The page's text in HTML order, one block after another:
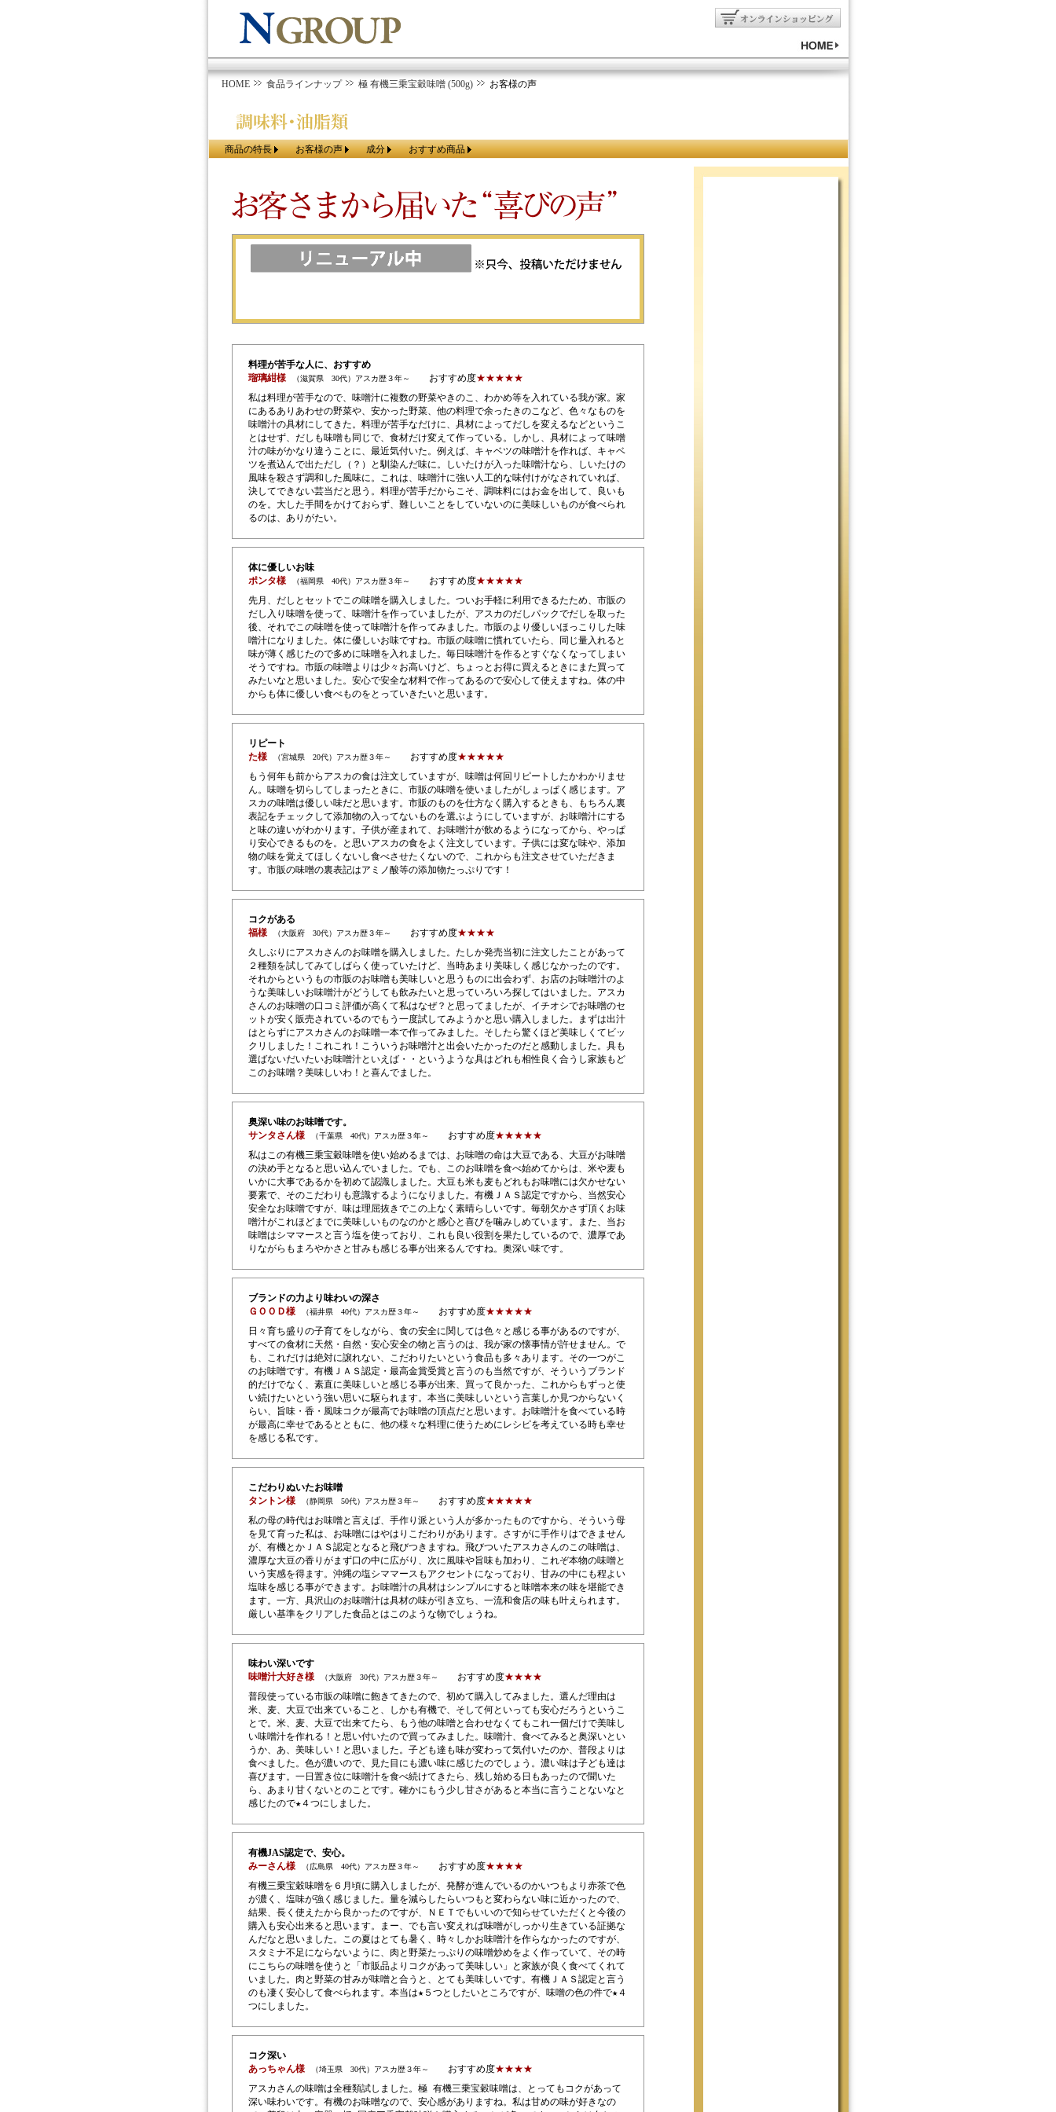
HOME 食品ラインナップ 極 有機三乗宝穀味噌 (500g) お客様の声
商品の特長 お客様の声 成分 おすすめ商品
料理が苦手な人に、おすすめ
瑠璃紺様
（滋賀県 30代）アスカ歴３年～ おすすめ度★★★★★
私は料理が苦手なので、味噌汁に複数の野菜やきのこ、わかめ等を入れている我が家。家
にあるありあわせの野菜や、安かった野菜、他の料理で余ったきのこなど、色々なものを
味噌汁の具材にしてきた。料理が苦手なだけに、具材によってだしを変えるなどというこ
とはせず、だしも味噌も同じで、食材だけ変えて作っている。しかし、具材によって味噌
汁の味がかなり違うことに、最近気付いた。例えば、キャベツの味噌汁を作れば、キャベ
ツを煮込んで出ただし（？）と馴染んだ味に。しいたけが入った味噌汁なら、しいたけの
風味を殺さず調和した風味に。これは、味噌汁に強い人工的な味付けがなされていれば、
決してできない芸当だと思う。料理が苦手だからこそ、調味料にはお金を出して、良いも
のを。大した手間をかけておらず、難しいことをしていないのに美味しいものが食べられ
るのは、ありがたい。
体に優しいお味
ポンタ様
（福岡県 40代）アスカ歴３年～ おすすめ度★★★★★
先月、だしとセットでこの味噌を購入しました。ついお手軽に利用できるたため、市販の
だし入り味噌を使って、味噌汁を作っていましたが、アスカのだしパックでだしを取った
後、それでこの味噌を使って味噌汁を作ってみました。市販のより優しいほっこりした味
噌汁になりました。体に優しいお味ですね。市販の味噌に慣れていたら、同じ量入れると
味が薄く感じたので多めに味噌を入れました。毎日味噌汁を作るとすぐなくなってしまい
そうですね。市販の味噌よりは少々お高いけど、ちょっとお得に買えるときにまた買って
みたいなと思いました。安心で安全な材料で作ってあるので安心して使えますね。体の中
からも体に優しい食べものをとっていきたいと思います。
リピート
た様
（宮城県 20代）アスカ歴３年～ おすすめ度★★★★★
もう何年も前からアスカの食は注文していますが、味噌は何回リピートしたかわかりませ
ん。味噌を切らしてしまったときに、市販の味噌を使いましたがしょっぱく感じます。ア
スカの味噌は優しい味だと思います。市販のものを仕方なく購入するときも、もちろん裏
表記をチェックして添加物の入ってないものを選ぶようにしていますが、お味噌汁にする
と味の違いがわかります。子供が産まれて、お味噌汁が飲めるようになってから、やっぱ
り安心できるものを。と思いアスカの食をよく注文しています。子供には変な味や、添加
物の味を覚えてほしくないし食べさせたくないので、これからも注文させていただきま
す。市販の味噌の裏表記はアミノ酸等の添加物たっぷりです！
コクがある
福様
（大阪府 30代）アスカ歴３年～ おすすめ度★★★★
久しぶりにアスカさんのお味噌を購入しました。たしか発売当初に注文したことがあって
２種類を試してみてしばらく使っていたけど、当時あまり美味しく感じなかったのです。
それからというもの市販のお味噌も美味しいと思うものに出会わず、お店のお味噌汁のよ
うな美味しいお味噌汁がどうしても飲みたいと思っていろいろ探してはいました。アスカ
さんのお味噌の口コミ評価が高くて私はなぜ？と思ってましたが、イチオシでお味噌のセ
ットが安く販売されているのでもう一度試してみようかと思い購入しました。まずは出汁
はとらずにアスカさんのお味噌一本で作ってみました。そしたら驚くほど美味しくてビッ
クリしました！これこれ！こういうお味噌汁と出会いたかったのだと感動しました。具も
選ばないだいたいお味噌汁といえば・・というような具はどれも相性良く合うし家族もど
このお味噌？美味しいわ！と喜んでました。
奥深い味のお味噌です。
サンタさん様
（千葉県 40代）アスカ歴３年～ おすすめ度★★★★★
私はこの有機三乗宝穀味噌を使い始めるまでは、お味噌の命は大豆である、大豆がお味噌
の決め手となると思い込んでいました。でも、このお味噌を食べ始めてからは、米や麦も
いかに大事であるかを初めて認識しました。大豆も米も麦もどれもお味噌には欠かせない
要素で、そのこだわりも意識するようになりました。有機ＪＡＳ認定ですから、当然安心
安全なお味噌ですが、味は理屈抜きでこの上なく素晴らしいです。毎朝欠かさず頂くお味
噌汁がこれほどまでに美味しいものなのかと感心と喜びを噛みしめています。また、当お
味噌はシママースと言う塩を使っており、これも良い役割を果たしているので、濃厚であ
りながらもまろやかさと甘みも感じる事が出来るんですね。奥深い味です。
ブランドの力より味わいの深さ
ＧＯＯＤ様
（福井県 40代）アスカ歴３年～ おすすめ度★★★★★
日々育ち盛りの子育てをしながら、食の安全に関しては色々と感じる事があるのですが、
すべての食材に天然・自然・安心安全の物と言うのは、我が家の懐事情が許せません。で
も、これだけは絶対に譲れない、こだわりたいという食品も多々あります。その一つがこ
のお味噌です。有機ＪＡＳ認定・最高金賞受賞と言うのも当然ですが、そういうブランド
的だけでなく、素直に美味しいと感じる事が出来、買って良かった、これからもずっと使
い続けたいという強い思いに駆られます。本当に美味しいという言葉しか見つからないく
らい、旨味・香・風味コクが最高でお味噌の頂点だと思います。お味噌汁を食べている時
が最高に幸せであるとともに、他の様々な料理に使うためにレシピを考えている時も幸せ
を感じる私です。
こだわりぬいたお味噌
タントン様
（静岡県 50代）アスカ歴３年～ おすすめ度★★★★★
私の母の時代はお味噌と言えば、手作り派という人が多かったものですから、そういう母
を見て育った私は、お味噌にはやはりこだわりがあります。さすがに手作りはできません
が、有機とかＪＡＳ認定となると飛びつきますね。飛びついたアスカさんのこの味噌は、
濃厚な大豆の香りがまず口の中に広がり、次に風味や旨味も加わり、これぞ本物の味噌と
いう実感を得ます。沖縄の塩シママースもアクセントになっており、甘みの中にも程よい
塩味を感じる事ができます。お味噌汁の具材はシンプルにすると味噌本来の味を堪能でき
ます。一方、具沢山のお味噌汁は具材の味が引き立ち、一流和食店の味も叶えられます。
厳しい基準をクリアした食品とはこのような物でしょうね。
味わい深いです
味噌汁大好き様
（大阪府 30代）アスカ歴３年～ おすすめ度★★★★
普段使っている市販の味噌に飽きてきたので、初めて購入してみました。選んだ理由は
米、麦、大豆で出来ていること、しかも有機で、そして何といっても安心だろうというこ
とで。米、麦、大豆で出来てたら、もう他の味噌と合わせなくてもこれ一個だけで美味し
い味噌汁を作れる！と思い付いたので買ってみました。味噌汁、食べてみると奥深いとい
うか、あ、美味しい！と思いました。子ども達も味が変わって気付いたのか、普段よりは
食べました。色が濃いので、見た目にも濃い味に感じたのでしょう。濃い味は子ども達は
喜びます。一日置き位に味噌汁を食べ続けてきたら、残し始める日もあったので聞いた
ら、あまり甘くないとのことです。確かにもう少し甘さがあると本当に言うことないなと
感じたので★４つにしました。
有機JAS認定で、安心。
みーさん様
（広島県 40代）アスカ歴３年～ おすすめ度★★★★
有機三乗宝穀味噌を６月頃に購入しましたが、発酵が進んでいるのかいつもより赤茶で色
が濃く、塩味が強く感じました。量を減らしたらいつもと変わらない味に近かったので、
結果、長く使えたから良かったのですが、ＮＥＴでもいいので知らせていただくと今後の
購入も安心出来ると思います。まー、でも言い変えれば味噌がしっかり生きている証拠な
んだなと思いました。この夏はとても暑く、時々しかお味噌汁を作らなかったのですが、
スタミナ不足にならないように、肉と野菜たっぷりの味噌炒めをよく作っていて、その時
にこちらの味噌を使うと「市販品よりコクがあって美味しい」と家族が良く食べてくれて
いました。肉と野菜の甘みが味噌と合うと、とても美味しいです。有機ＪＡＳ認定と言う
のも凄く安心して食べられます。本当は★５つとしたいところですが、味噌の色の件で★４
つにしました。
コク深い
あっちゃん様
（埼玉県 30代）アスカ歴３年～ おすすめ度★★★★
アスカさんの味噌は全種類試しました。極 有機三乗宝穀味噌は、とってもコクがあって
深い味わいです。有機のお味噌なので、安心感がありますね。私は甘めの味が好きなの